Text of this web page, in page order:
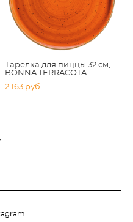
Тарелка для пиццы 32 см,
BONNA TERRACOTA
2 163 pуб.